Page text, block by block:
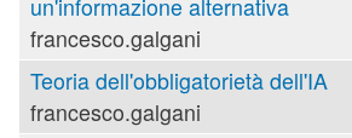
un'informazione alternativa
francesco.galgani
Teoria dell'obbligatorietà dell'IA
francesco.galgani